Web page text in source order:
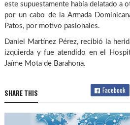
este supuestamente había delatado a
por un cabo de la Armada
Patos, por motivo pasionales.
Daniel Martínez Pérez, recibió la
izquierda y fue atendido en el
Jaíme Mota de Barahona.
SHARE THIS Facebook